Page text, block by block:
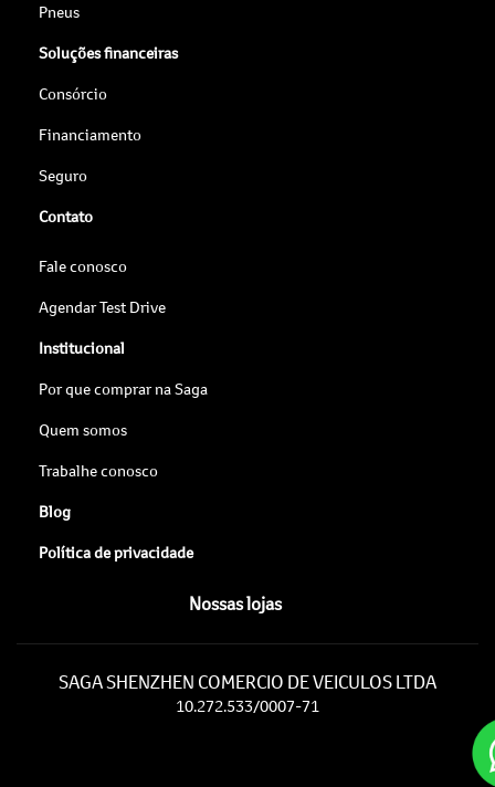
Pneus
Soluções financeiras
Consórcio
Financiamento
Seguro
Contato
Fale conosco
Agendar Test Drive
Institucional
Por que comprar na Saga
Quem somos
Trabalhe conosco
Blog
Política de privacidade
Nossas lojas
SAGA SHENZHEN COMERCIO DE VEICULOS LTDA
10.272.533/0007-71